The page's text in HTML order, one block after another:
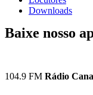
Downloads
Baixe nosso
104.9 FM Rádio